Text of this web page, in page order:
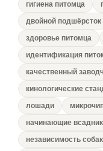
гигиена питомца
двойной подшёрсток
здоровье питомца
идентификация
качественный
кинологические
лошади
начинающие
независимость собак